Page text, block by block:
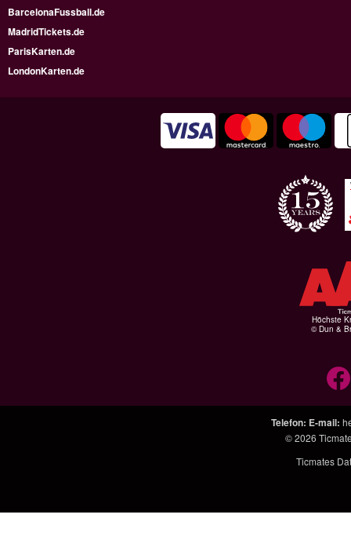
BarcelonaFussball.de
MadridTickets.de
ParisKarten.de
LondonKarten.de
Höchste
© Dun &
Telefon: E-mail:
© 2026
Ticmates